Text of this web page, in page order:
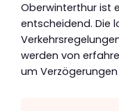
Oberwinterthur ist
entscheidend. Die
werden von
um